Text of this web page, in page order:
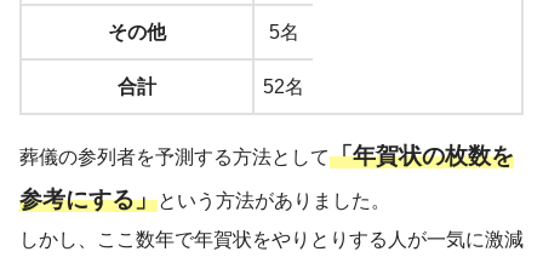
その他 5名
合計 52名
葬儀の参列者を予測する方法として「年賀状の枚数を
参考にする」という方法がありました。
しかし、ここ数年で年賀状をやりとりする人が一気に激減